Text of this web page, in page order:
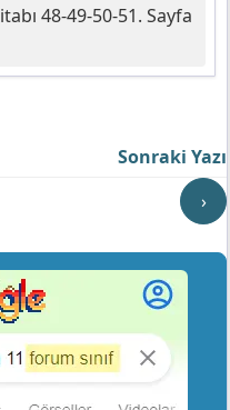
48-49-50-51. Sayfa
Sonraki Yazı
›